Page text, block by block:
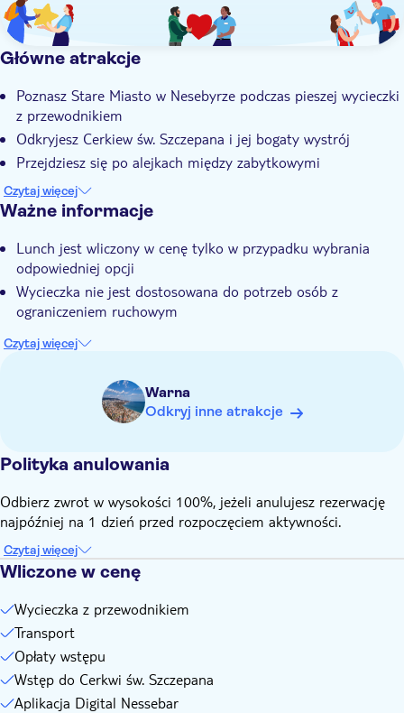
Główne atrakcje
Poznasz Stare Miasto w Nesebyrze podczas pieszej wycieczki
z przewodnikiem
Odkryjesz Cerkiew św. Szczepana i jej bogaty wystrój
Przejdziesz się po alejkach między zabytkowymi
drewnianymi domami
Wykorzystasz czas wolny na samodzielne spacery po
Posłuchasz lokalnego przewodnika z ogromną wiedzą na
temat Nesebyru
Czytaj więcej
Ważne informacje
Lunch jest wliczony w cenę tylko w przypadku wybrania
odpowiedniej opcji
Wycieczka nie jest dostosowana do potrzeb osób z
ograniczeniem ruchowym
Czytaj więcej
Warna
Odkryj inne atrakcje
Polityka anulowania
Odbierz zwrot w wysokości 100%, jeżeli anulujesz rezerwację
najpóźniej na 1 dzień przed rozpoczęciem aktywności.
Czytaj więcej
Wliczone w cenę
Wycieczka z przewodnikiem
Transport
Opłaty wstępu
Wstęp do Cerkwi św. Szczepana
Aplikacja Digital Nessebar